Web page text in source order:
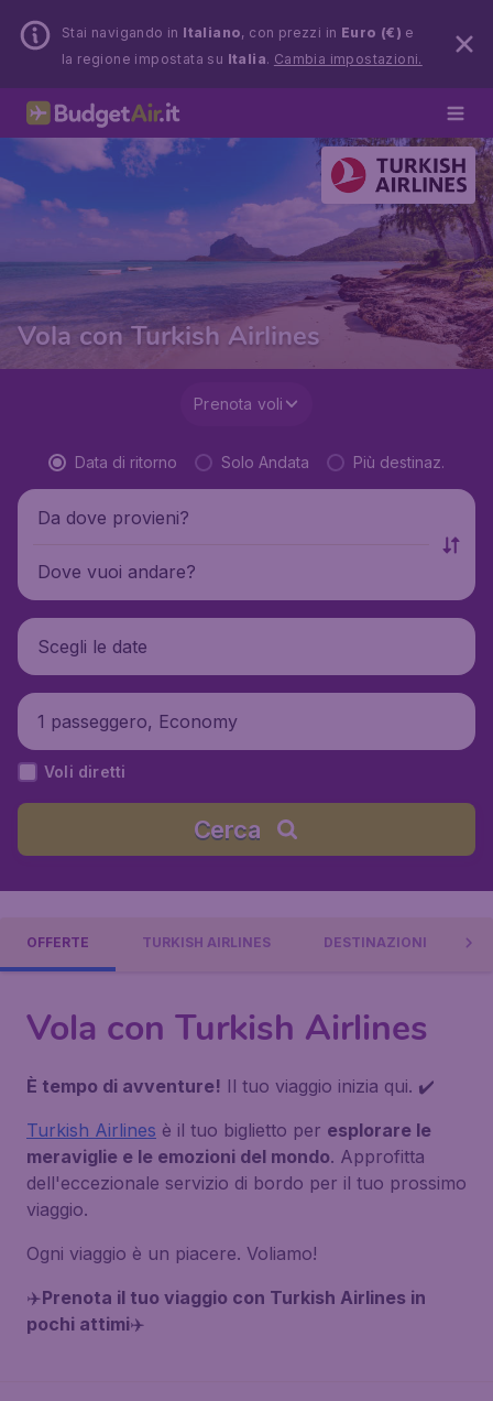
Stai navigando in Italiano, con prezzi in Euro (€) e
la regione impostata su Italia. Cambia impostazioni.
Vola con Turkish Airlines
Prenota voli
Data di ritorno Solo Andata Più destinaz.
Da dove provieni?
Dove vuoi andare?
Scegli le date
1 passeggero, Economy
Voli diretti
Cerca
OFFERTE TURKISH AIRLINES DESTINAZIONI
Vola con Turkish Airlines
È tempo di avventure! Il tuo viaggio inizia qui. ✔️
Turkish Airlines è il tuo biglietto per esplorare le
meraviglie e le emozioni del mondo. Approfitta
dell'eccezionale servizio di bordo per il tuo prossimo
viaggio.
Ogni viaggio è un piacere. Voliamo!
✈️Prenota il tuo viaggio con Turkish Airlines in
pochi attimi✈️